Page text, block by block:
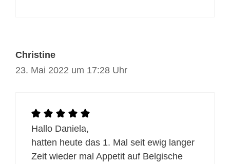
Christine
23. Mai 2022 um 17:28 Uhr
Hallo Daniela,
hatten heute das 1. Mal seit ewig langer
Zeit wieder mal Appetit auf Belgische